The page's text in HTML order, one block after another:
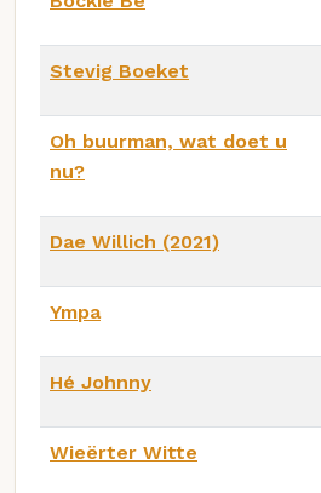
Stevig Boeket
Oh buurman, wat doet u
nu?
Dae Willich (2021)
Ympa
Hé Johnny
Wieërter Witte